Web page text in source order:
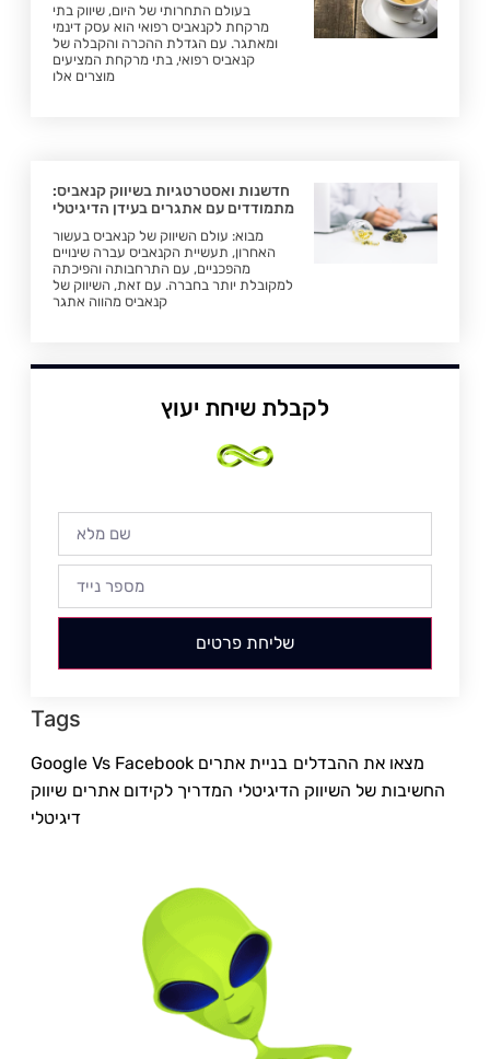
בעולם התחרותי של היום, שיווק בתי
מרקחת לקנאביס רפואי הוא עסק דינמי
ומאתגר. עם הגדלת ההכרה והקבלה של
קנאביס רפואי, בתי מרקחת המציעים
מוצרים אלו
חדשנות ואסטרטגיות בשיווק קנאביס:
מתמודדים עם אתגרים בעידן הדיגיטלי
מבוא: עולם השיווק של קנאביס בעשור
האחרון, תעשיית הקנאביס עברה שינויים
מהפכניים, עם התרחבותה והפיכתה
למקובלת יותר בחברה. עם זאת, השיווק של
קנאביס מהווה אתגר
לקבלת שיחת יעוץ
שליחת פרטים
Tags
Google Vs Facebook מצאו את ההבדלים בניית אתרים
החשיבות של השיווק הדיגיטלי המדריך לקידום אתרים שיווק
דיגיטלי